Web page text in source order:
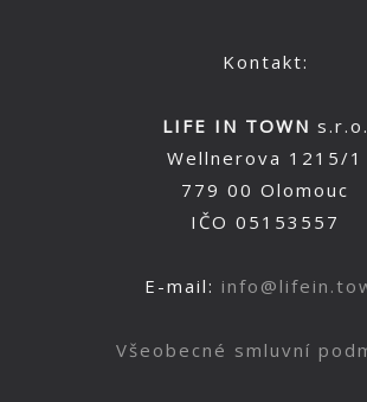
Kontakt:
LIFE IN TOWN s.r.o.
Wellnerova 1215/1
779 00 Olomouc
IČO 05153557
E-mail:
Všeobecné smluvní